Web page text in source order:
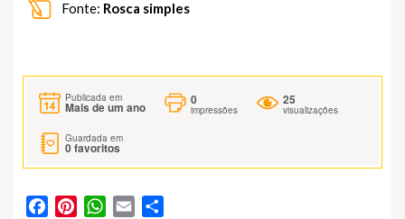
Fonte: Rosca simples
Publicada em
Mais de um ano
0
impressões
25
visualizações
Guardada em
0favoritos
FacebookPinterestWhatsApp
Email